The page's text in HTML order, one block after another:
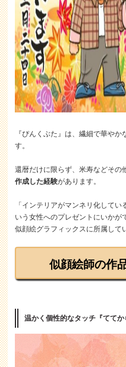
『ぴんくぶた』は、繊細で華や
す。
還暦だけに限らず、米寿などその
作成した経験があります。
「インテリアがマンネリ化して
いう女性へのプレゼントにいかが
似顔絵グラフィックスに所属して
似顔絵師の作
温かく個性的なタッチ『ててか